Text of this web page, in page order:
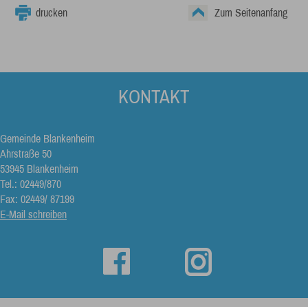
drucken Zum Seitenanfang
KONTAKT
Gemeinde Blankenheim
Ahrstraße 50
53945 Blankenheim
Tel.: 02449/870
Fax: 02449/ 87199
E-Mail schreiben